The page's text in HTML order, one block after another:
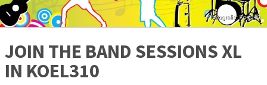
JOIN THE BAND SESSIONS XL
IN KOEL310